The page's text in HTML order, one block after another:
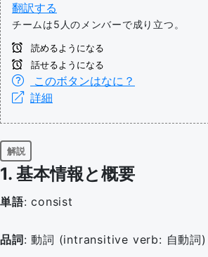
翻訳する
チームは5人のメンバーで成り立つ。
読めるようになる
話せるようになる
このボタンはなに？
詳細
解説
1. 基本情報と概要
単語: consist
品詞: 動詞 (intransitive verb: 自動詞)